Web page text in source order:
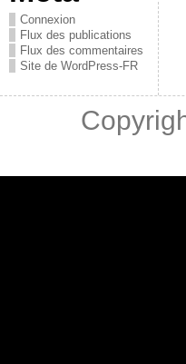
Connexion
Flux des publications
Flux des commentaires
Site de WordPress-FR